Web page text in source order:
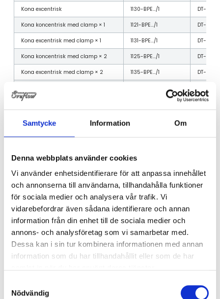
Samtycke Information Om
Denna webbplats använder cookies
Vi använder enhetsidentifierare för att anpassa innehållet
och annonserna till användarna, tillhandahålla funktioner
för sociala medier och analysera vår trafik. Vi
vidarebefordrar även sådana identifierare och annan
information från din enhet till de sociala medier och
annons- och analysföretag som vi samarbetar med.
Dessa kan i sin tur kombinera informationen med annan
information som du har tillhandahållit eller som de har
Nödvändig
Kona excentrisk
1130-BPE…/1
DT-4.1.3-1
Kona koncentrisk med clamp × 1
1121-BPE…/1
DT-
Kona excentrisk med clamp × 1
1131-BPE…/1
DT-
Kona koncentrisk med clamp × 2
1125-BPE…/1
DT-
Kona excentrisk med clamp × 2
1135-BPE…/1
DT-
DT-4.1.4-1
Kupad gavel
DT-4.1.5-1
Blindbricka
Dimensionstabell
Clampflänsar
Tum ½-¾” 10-20 1-1½” 2″ 2½”
Ansl. 12-18 20.0 25-38 51.0 63.5 76.0
Stl.